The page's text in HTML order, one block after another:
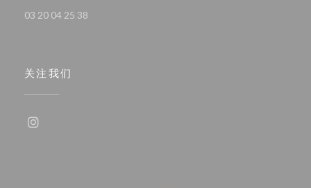
03 20 04 25 38
关注我们